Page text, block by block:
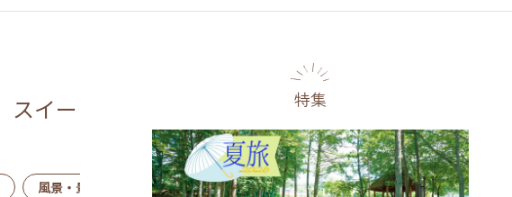
スイー
風景・景色 名所・旧跡 温泉・スパ その他施設 ごはん
特集